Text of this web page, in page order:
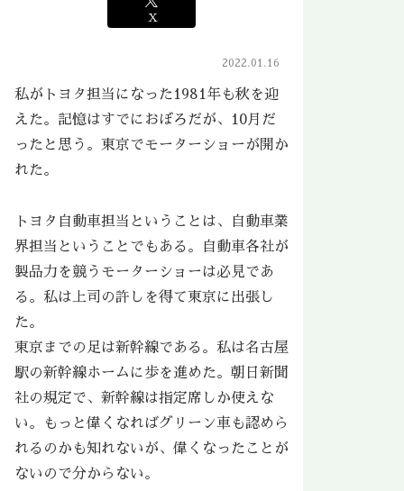
X
2022.01.16
私がトヨタ担当になった1981年も秋を迎
えた。記憶はすでにおぼろだが、10月だ
ったと思う。東京でモーターショーが開か
れた。
トヨタ自動車担当ということは、自動車業
界担当ということでもある。自動車各社が
製品力を競うモーターショーは必見であ
る。私は上司の許しを得て東京に出張し
た。
東京までの足は新幹線である。私は名古屋
駅の新幹線ホームに歩を進めた。朝日新聞
社の規定で、新幹線は指定席しか使えな
い。もっと偉くなればグリーン車も認めら
れるのかも知れないが、偉くなったことが
ないので分からない。